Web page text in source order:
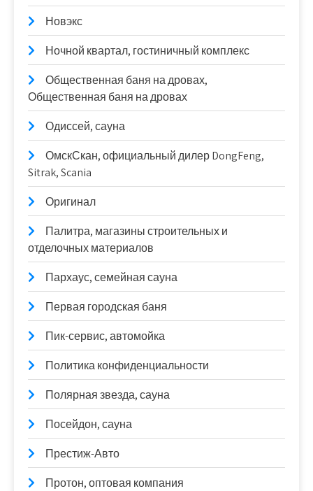
Новэкс
Ночной квартал, гостиничный комплекс
Общественная баня на дровах,
Общественная баня на дровах
Одиссей, сауна
ОмскСкан, официальный дилер DongFeng,
Sitrak, Scania
Оригинал
Палитра, магазины строительных и
отделочных материалов
Пархаус, семейная сауна
Первая городская баня
Пик-сервис, автомойка
Политика конфиденциальности
Полярная звезда, сауна
Посейдон, сауна
Престиж-Авто
Протон, оптовая компания